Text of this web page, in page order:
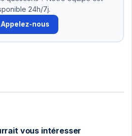
24h/7j.
Appelez-nous
vous intéresser